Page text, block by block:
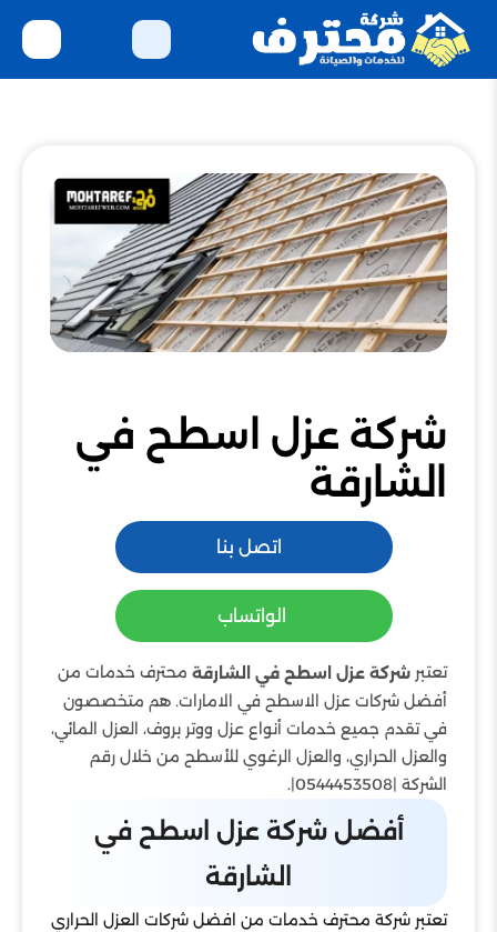
شركة عزل اسطح في
الشارقة
اتصل بنا
الواتساب
تعتبر شركة عزل اسطح في الشارقة محترف خدمات من
أفضل شركات عزل الاسطح في الامارات. هم متخصصون
في تقدم جميع خدمات أنواع عزل ووتر بروف، العزل المائي،
والعزل الحراري، والعزل الرغوي للأسطح من خلال رقم
الشركة |0544453508|.
أفضل شركة عزل اسطح في
الشارقة
تعتبر شركة محترف خدمات من افضل شركات العزل الحراري